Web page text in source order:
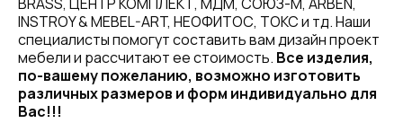
BRASS, ЦЕНТР КОМПЛЕКТ, МДМ, СОЮЗ-М, ARBEN,
INSTROY & MEBEL-ART, НЕОФИТОС, ТОКС и тд. Наши
специалисты помогут составить вам дизайн проект
мебели и рассчитают ее стоимость. Все изделия,
по-вашему пожеланию, возможно изготовить
различных размеров и форм индивидуально для
Вас!!!